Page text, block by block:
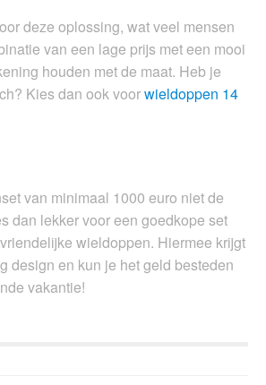
deze oplossing, wat veel mensen
van een lage prijs met een mooi
houden met de maat. Heb je
Kies dan ook voorwieldoppen 14
van minimaal 1000 euro niet de
dan lekker voor een goedkope set
wieldoppen. Hiermee krijgt
design en kun je het geld besteden
vakantie!